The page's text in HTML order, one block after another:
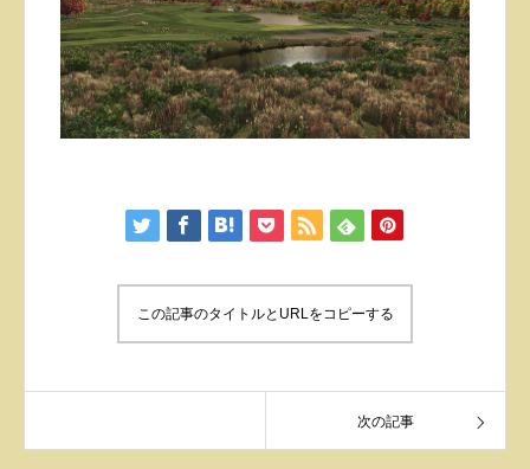
この記事のタイトルとURLをコピーする
次の記事